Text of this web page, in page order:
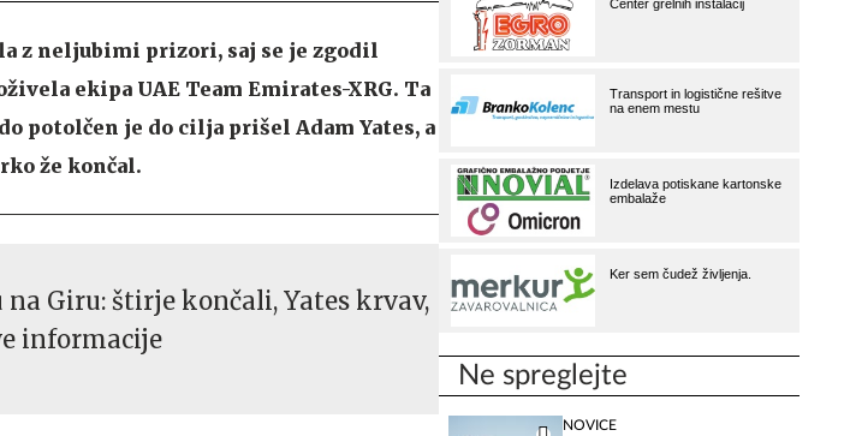
z neljubimi prizori, saj se je zgodil
ekipa UAE Team Emirates-XRG. Ta
potolčen je do cilja prišel Adam Yates, a
že končal.
na Giru: štirje končali, Yates krvav,
informacije
Ne spreglejte
NOVICE